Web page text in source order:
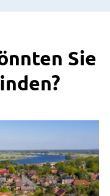
Sie